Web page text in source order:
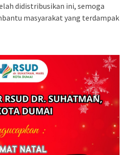
didistribusikan ini, semoga
masyarakat yang terdampak